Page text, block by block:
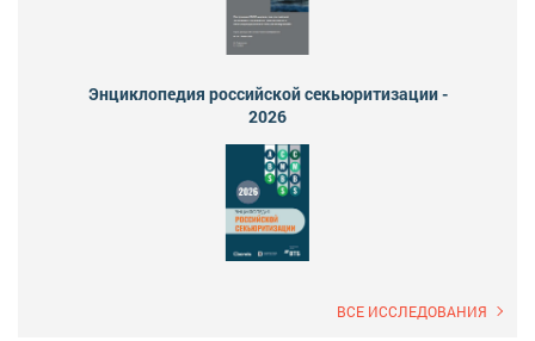
Энциклопедия российской секьюритизации -
2026
ВСЕ ИССЛЕДОВАНИЯ